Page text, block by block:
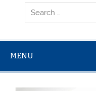
MENU